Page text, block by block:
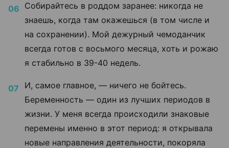
Собирайтесь в роддом заранее: никогда не
знаешь, когда там окажешься (в том числе и
на сохранении). Мой дежурный чемоданчик
всегда готов с восьмого месяца, хоть и рожаю
я стабильно в 39-40 недель.
И, самое главное, — ничего не бойтесь.
Беременность — один из лучших периодов в
жизни. У меня всегда происходили знаковые
перемены именно в этот период: я открывала
новые направления деятельности, покоряла